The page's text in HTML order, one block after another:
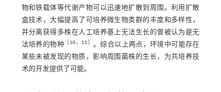
物和铁载体等代谢产物可以迅速地扩散到周围。利用扩散
盒技术，大幅提高了可培养微生物类群的丰度和多样性，
并分离获得多株在人工培养基上无法生长的曾被认为是无
法培养的物种［ 10， 11
。综合以上两点，环境中可能存在
某些未被发现的物质，影响周围菌株的生长，为共培养技
术的开发提供了可能。